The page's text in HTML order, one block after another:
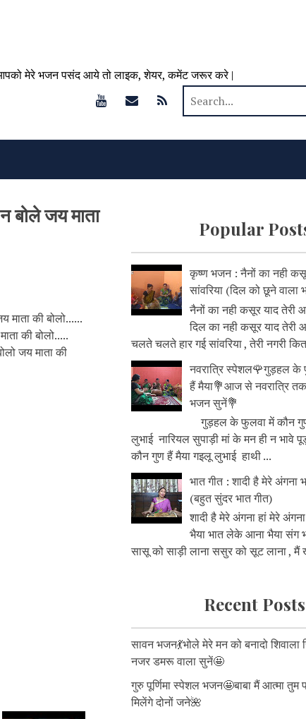
आपको मेरे भजन पसंद आये तो लाइक, शेयर, कमेंट जरूर करे |
बोले जय माता
माता की बोलो......
की बोलो.....
जय माता की
Popular
कृष्ण भजन : नैनों का नही
सांवरिया (दिल को छूने वाला
नैनों का नही कसूर याद तेरी
दिल का नही कसूर याद तेरी
चलते चलते हार गई सांवरिया , तेरी नगरी
नवरात्रि स्पेशल🌹गुड़हल के
हैं मैया💐आज से नवरात्रि
भजन सुनें💐
गुड़हल के फुलवा में कौन
लुभाई नारियल सुपाड़ी मां के मन ही न भावे
कौन गुण हैं मैया गइलू लुभाई हाथी ...
भात गीत : शादी है मेरे
(बहुत सुंदर भात गीत)
शादी है मेरे अंगना हां मेरे
भैया भात लेके आना भैया संग
सासू को साड़ी लाना ससुर को सूट लाना , मैं
Recent Posts
सावन भजन💃भोले मेरे मन को बनादो
नजर डमरू वाला सुनें🤩
गुरु पूर्णिमा स्पेशल भजन🤩बाबा मैं आत्मा तुम
मिलेंगे दोनों जने🌺